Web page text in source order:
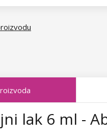
Leaves
Lady
lak 6 ml -